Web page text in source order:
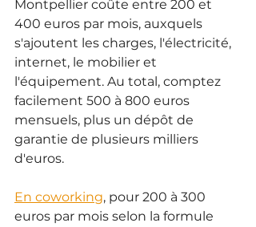
Montpellier coûte entre 200 et
400 euros par mois, auxquels
s'ajoutent les charges, l'électricité,
internet, le mobilier et
l'équipement. Au total, comptez
facilement 500 à 800 euros
mensuels, plus un dépôt de
garantie de plusieurs milliers
d'euros.
En coworking, pour 200 à 300
euros par mois selon la formule